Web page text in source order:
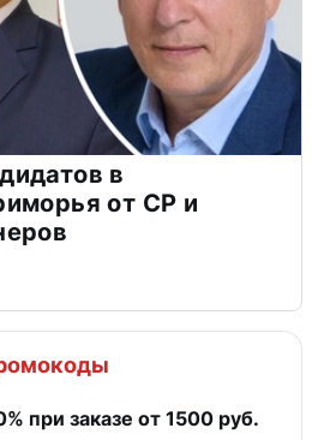
в
от СР и
при заказе от 1500 руб.